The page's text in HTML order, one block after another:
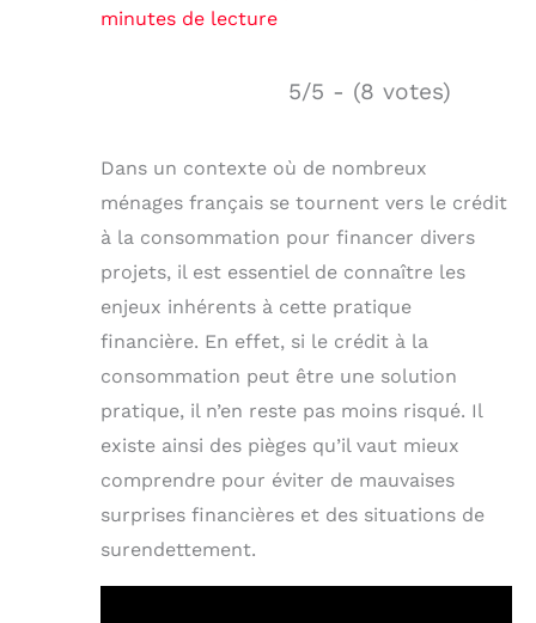
minutes de lecture
5/5 - (8 votes)
Dans un contexte où de nombreux
ménages français se tournent vers le crédit
à la consommation pour financer divers
projets, il est essentiel de connaître les
enjeux inhérents à cette pratique
financière. En effet, si le crédit à la
consommation peut être une solution
pratique, il n’en reste pas moins risqué. Il
existe ainsi des pièges qu’il vaut mieux
comprendre pour éviter de mauvaises
surprises financières et des situations de
surendettement.